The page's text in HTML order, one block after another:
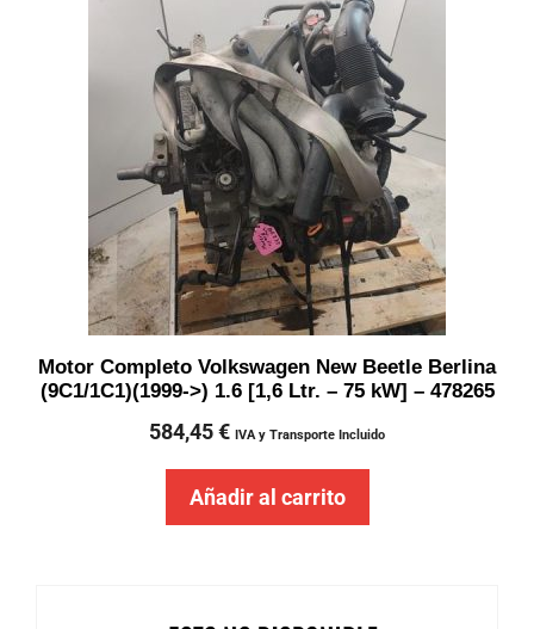
Motor Completo Volkswagen New Beetle Berlina
(9C1/1C1)(1999->) 1.6 [1,6 Ltr. – 75 kW] – 478265
584,45€ IVA y Transporte Incluido
Añadir al carrito